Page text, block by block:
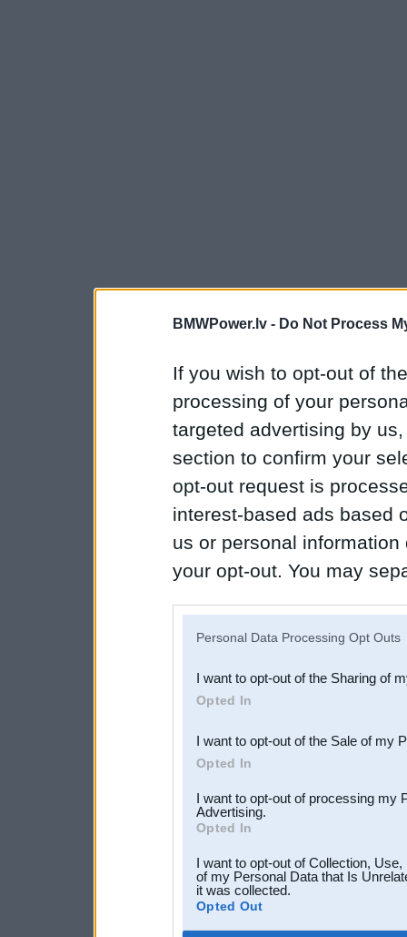
BMWPower.lv - Do Not Process
If you wish to opt-out of
processing of your
targeted advertising by
section to confirm your
opt-out request is
interest-based ads based
us or personal
your opt-out. You may
Downstream Participants
third parties.
Personal Data Processing Opt Outs
I want to opt-out of the Sharing of
Opted In
I want to opt-out of the Sale of my
Opted In
I want to opt-out of processing my
Advertising.
Opted In
I want to opt-out of Collection,
of my Personal Data that Is
it was collected.
Opted Out